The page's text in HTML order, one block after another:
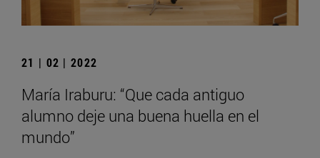
21 | 02 | 2022
María Iraburu: “Que cada antiguo
alumno deje una buena huella en el
mundo”